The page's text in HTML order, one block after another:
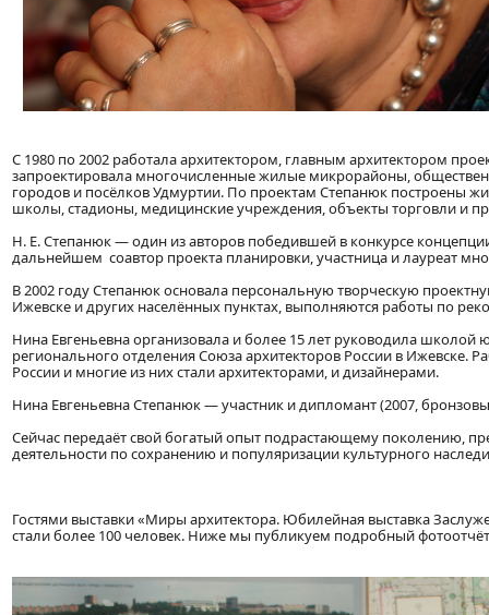
С 1980 по 2002 работала архитектором, главным архитектором
запроектировала многочисленные жилые микрорайоны,
городов и посёлков Удмуртии. По проектам Степанюк построены
школы, стадионы, медицинские учреждения, объекты торговли и
Н. Е. Степанюк — один из авторов победившей в конкурсе
дальнейшем соавтор проекта планировки, участница и лауреат
В 2002 году Степанюк основала персональную творческую
Ижевске и других населённых пунктах, выполняются работы по
Нина Евгеньевна организовала и более 15 лет руководила школой
регионального отделения Союза архитекторов России в
России и многие из них стали архитекторами, и дизайнерами.
Нина Евгеньевна Степанюк — участник и дипломант (2007,
Сейчас передаёт свой богатый опыт подрастающему поколению,
деятельности по сохранению и популяризации культурного
Гостями выставки «Миры архитектора. Юбилейная выставка
стали более 100 человек. Ниже мы публикуем подробный